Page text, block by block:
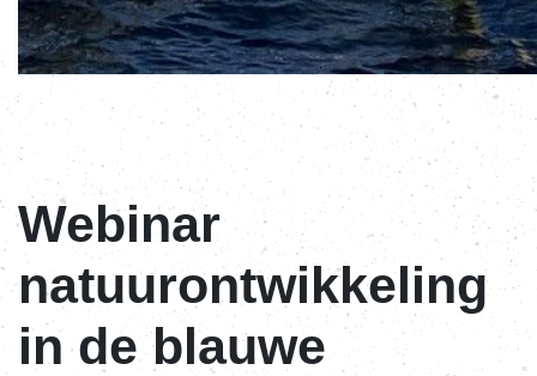
Webinar
natuurontwikkeling
in de blauwe